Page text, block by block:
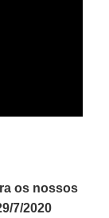
os nossos
7/2020